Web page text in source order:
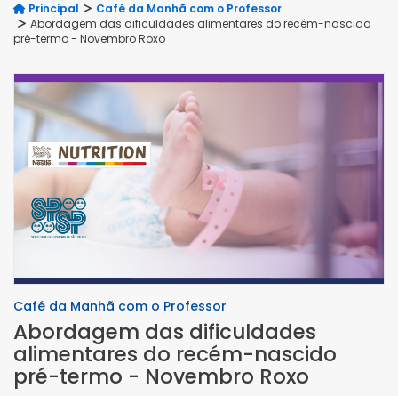
Principal
Café da Manhã com o Professor
Abordagem das dificuldades alimentares do recém-nascido
pré-termo - Novembro Roxo
Café da Manhã com o Professor
Abordagem das dificuldades
alimentares do recém-nascido
pré-termo - Novembro Roxo